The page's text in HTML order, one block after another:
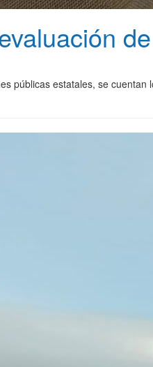
públicas estatales, se